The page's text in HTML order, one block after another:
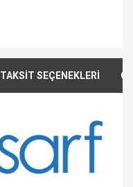
TAKSİT SEÇENEKLERİ